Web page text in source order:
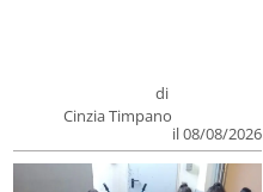
di
Cinzia Timpano
il 08/08/2026